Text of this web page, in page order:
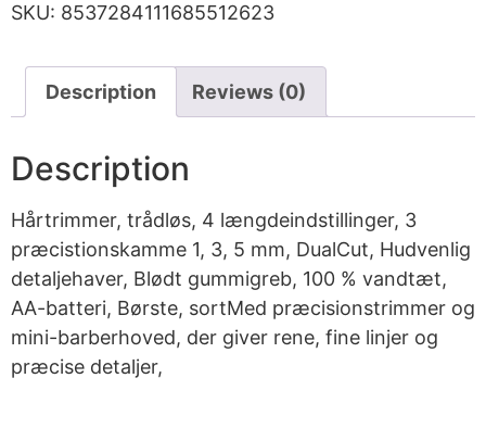
SKU: 8537284111685512623
Description Reviews (0)
Description
Hårtrimmer, trådløs, 4 længdeindstillinger, 3
præcistionskamme 1, 3, 5 mm, DualCut, Hudvenlig
detaljehaver, Blødt gummigreb, 100 % vandtæt,
AA-batteri, Børste, sortMed præcisionstrimmer og
mini-barberhoved, der giver rene, fine linjer og
præcise detaljer,